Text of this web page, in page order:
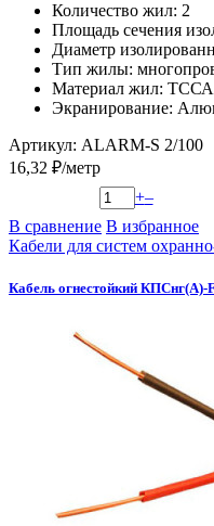
Количество жил: 2
Площадь сечения
Диаметр
Тип жилы:
Материал жил: ТССА
Экранирование:
Артикул: ALARM-S 2/100
16,32 ₽/метр
+–
В сравнение В избранное
Кабели для систем
Кабель огнестойкий КПСнг(А)-